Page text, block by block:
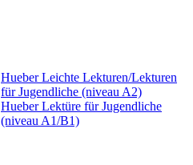
Hueber Leichte Lekturen/Lekturen
für Jugendliche (niveau A2)
Hueber Lektüre für Jugendliche
(niveau A1/B1)